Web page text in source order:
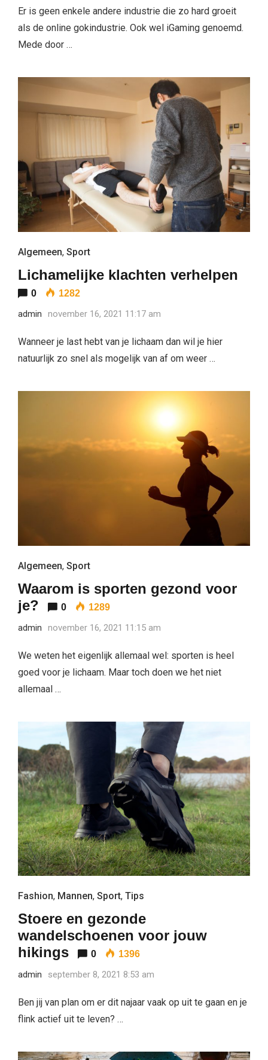
Er is geen enkele andere industrie die zo hard groeit
als de online gokindustrie. Ook wel iGaming genoemd.
Mede door …
Algemeen, Sport
Lichamelijke klachten verhelpen
0 1282
admin november 16, 2021 11:17 am
Wanneer je last hebt van je lichaam dan wil je hier
natuurlijk zo snel als mogelijk van af om weer …
Algemeen, Sport
Waarom is sporten gezond voor
je?
0 1289
admin november 16, 2021 11:15 am
We weten het eigenlijk allemaal wel: sporten is heel
goed voor je lichaam. Maar toch doen we het niet
allemaal …
Fashion, Mannen, Sport, Tips
Stoere en gezonde
wandelschoenen voor jouw
hikings
0 1396
admin september 8, 2021 8:53 am
Ben jij van plan om er dit najaar vaak op uit te gaan en je
flink actief uit te leven? …